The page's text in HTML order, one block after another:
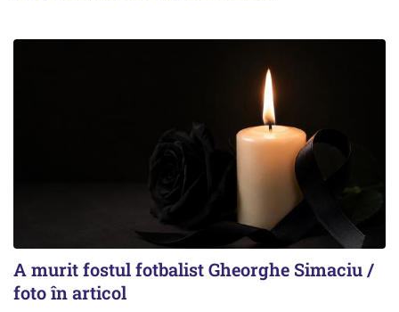
A murit fostul fotbalist Gheorghe Simaciu /
foto în articol